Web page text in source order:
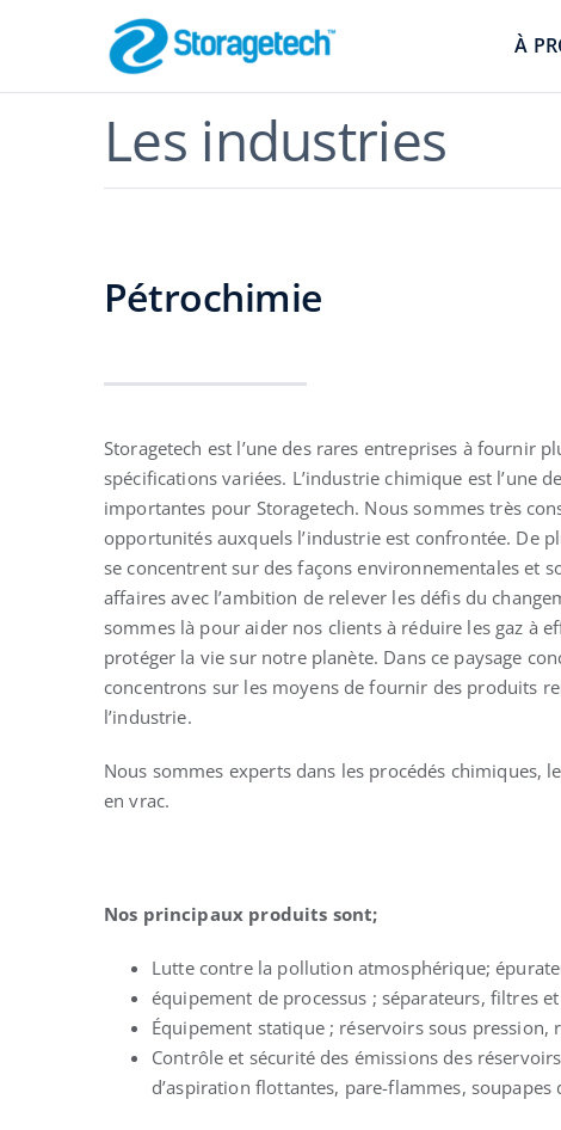
À
Arrête-Flamme
Sécurité des pipelines
contrôle des
Filtration efficace
Les industries
Pétrochimie
Storagetech est l’une des rares entreprises à fournir
spécifications variées. L’industrie chimique est l’une
importantes pour Storagetech. Nous sommes très
opportunités auxquels l’industrie est confrontée. De
se concentrent sur des façons environnementales et
affaires avec l’ambition de relever les défis du
sommes là pour aider nos clients à réduire les gaz à
protéger la vie sur notre planète. Dans ce paysage
concentrons sur les moyens de fournir des produits
l’industrie.
Nous sommes experts dans les procédés chimiques,
en vrac.
Nos principaux produits sont;
Lutte contre la pollution atmosphérique;
équipement de processus ; séparateurs, filtres
Équipement statique ; réservoirs sous
Contrôle et sécurité des émissions des
d’aspiration flottantes, pare-flammes, soupapes